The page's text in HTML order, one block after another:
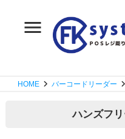
HOME バーコードリーダー
ハンズフ